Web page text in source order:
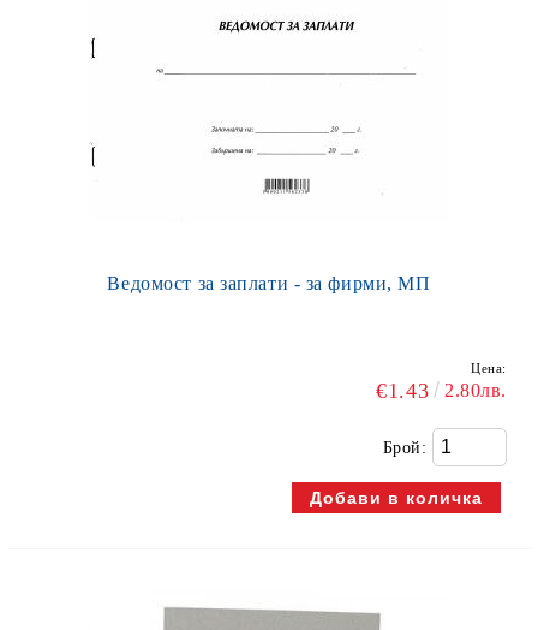
Ведомост за заплати - за фирми, МП
Цена:
€1.43 2.80лв.
Брой: